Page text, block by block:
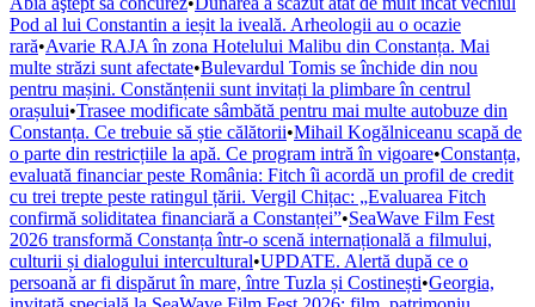
Pod al lui Constantin a ieșit la iveală. Arheologii au o ocazie
rară•Avarie RAJA în zona Hotelului Malibu din Constanța. Mai
multe străzi sunt afectate•Bulevardul Tomis se închide din nou
pentru mașini. Constănțenii sunt invitați la plimbare în centrul
orașului•Trasee modificate sâmbătă pentru mai multe autobuze din
Constanța. Ce trebuie să știe călătorii•Mihail Kogălniceanu scapă de
o parte din restricțiile la apă. Ce program intră în vigoare•Constanța,
evaluată financiar peste România: Fitch îi acordă un profil de credit
cu trei trepte peste ratingul țării. Vergil Chițac: „Evaluarea Fitch
confirmă soliditatea financiară a Constanței”•SeaWave Film Fest
2026 transformă Constanța într-o scenă internațională a filmului,
culturii și dialogului intercultural•UPDATE. Alertă după ce o
persoană ar fi dispărut în mare, între Tuzla și Costinești•Georgia,